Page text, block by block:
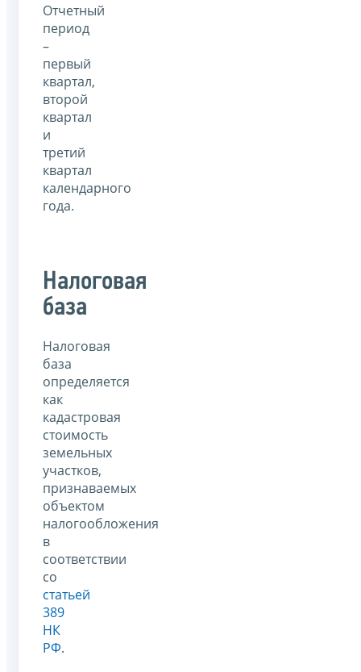
Отчетный
период
–
первый
квартал,
второй
квартал
и
третий
квартал
календарного
года.
Налоговая
база
Налоговая
база
определяется
как
кадастровая
стоимость
земельных
участков,
признаваемых
объектом
налогообложения
в
соответствии
со
статьей
389
НК
РФ.